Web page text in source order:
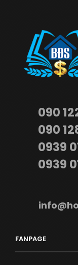
090
090
0939
0939
FANPAGE